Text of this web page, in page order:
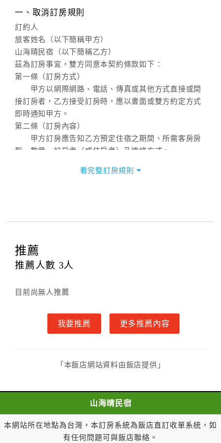
一、取消訂房規則
訂約人
旅客姓名（以下簡稱甲方）
山海晴民宿（以下簡稱乙方）
茲為訂房事宜，雙方同意本契約條款如下：
第一條（訂房方式）
甲方以網際網路、電話、傳真或其他方式直接或間
接訂房者，乙方接受訂房時，應以書面或雙方約定方式
即時通知甲方。
第二條（訂房內容）
甲方訂房應告知乙方預定住宿之期間、所需客房房
型、數量、訂房者（或住房者）及連絡方式。
乙方接受甲方訂房時，應確定住宿期間、房型、數
第四條（入住、退房時間）
甲方入住及退房之時間依飯店現場規定。但甲、乙
甲、乙雙方同意本契約之付款方式依乙方提供方
乙方接受甲方訂房後，甲方入住前，乙方預收取房
價總金額100%
甲方解約時，應通知乙方，並得要求乙方依下列標
者，乙方應退還預收約定房價總金額百分之百。
到達者，乙方應退還預收約定房價總金額百分之五十。
三、 甲方解約通知於預定住宿日當日到達或未為解
看完整訂房規則
推薦
推薦人數 3人
目前尚無人推薦
我要推薦 更多推薦內容
「本飯店網站資料由飯店提供」
山海晴民宿
本網站所在地點為台灣，本訂房系統為飯店直訂收單系統，如
有任何問題可與飯店聯絡。